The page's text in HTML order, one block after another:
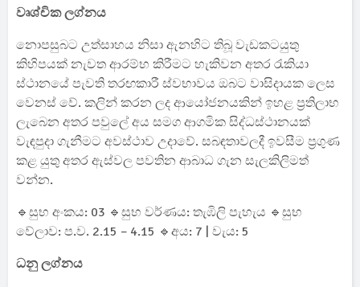
වෘශ්චික ලග්නය
නොපසුබට උත්සාහය නිසා ඇනහිට තිබූ වැඩකටයුතු
කිහිපයක් නැවත ආරම්භ කිරීමට හැකිවන අතර රැකියා
ස්ථානයේ පැවති තරඟකාරී ස්වභාවය ඔබට වාසිදායක ලෙස
වෙනස් වේ. කලින් කරන ලද ආයෝජනයකින් ඉහළ ප්‍රතිලාභ
ලැබෙන අතර පවුලේ අය සමග ආගමික සිද්ධස්ථානයක්
වැඳපුදා ගැනීමට අවස්ථාව උදාවේ. සබඳතාවලදී ඉවසීම ප්‍රගුණ
කළ යුතු අතර ඇස්වල පවතින ආබාධ ගැන සැලකිලිමත්
වන්න.
🔹සුභ අංකය: 03 🔹සුභ වර්ණය: තැඹිලි පැහැය 🔹සුභ
වේලාව: ප.ව. 2.15 – 4.15 🔹අය: 7 | වැය: 5
ධනු ලග්නය